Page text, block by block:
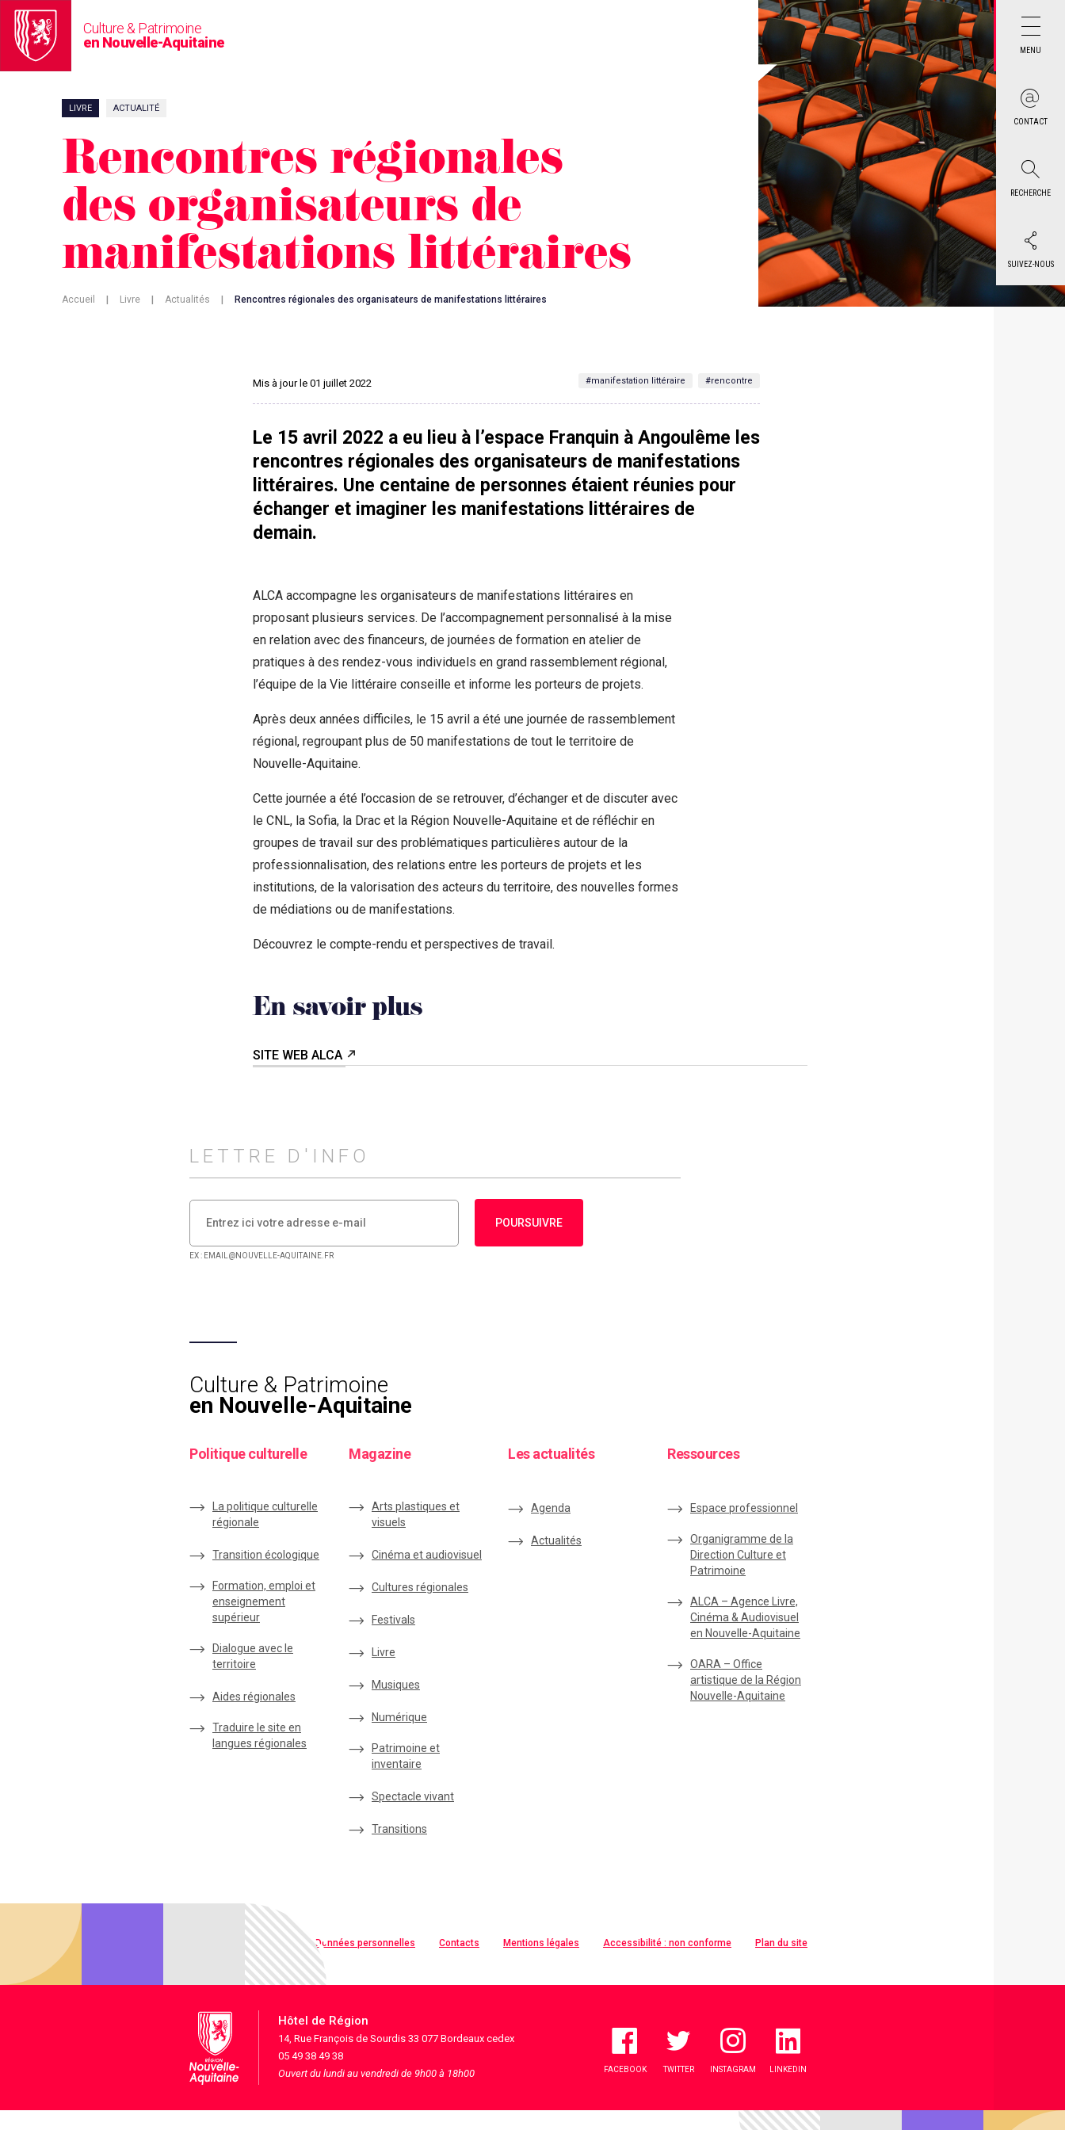
Culture & Patrimoine
en Nouvelle-Aquitaine
MENU
CONTACT
RECHERCHE
SUIVEZ-NOUS
LIVRE ACTUALITÉ
Rencontres régionales
des organisateurs de
manifestations littéraires
Accueil Livre Actualités Rencontres régionales des organisateurs de manifestations littéraires
Mis à jour le 01 juillet 2022 #manifestation littéraire #rencontre
Le 15 avril 2022 a eu lieu à l’espace Franquin à Angoulême les
rencontres régionales des organisateurs de manifestations
littéraires. Une centaine de personnes étaient réunies pour
échanger et imaginer les manifestations littéraires de
demain.
ALCA accompagne les organisateurs de manifestations littéraires en
proposant plusieurs services. De l’accompagnement personnalisé à la mise
en relation avec des financeurs, de journées de formation en atelier de
pratiques à des rendez-vous individuels en grand rassemblement régional,
l’équipe de la Vie littéraire conseille et informe les porteurs de projets.
Après deux années difficiles, le 15 avril a été une journée de rassemblement
régional, regroupant plus de 50 manifestations de tout le territoire de
Nouvelle-Aquitaine.
Cette journée a été l’occasion de se retrouver, d’échanger et de discuter avec
le CNL, la Sofia, la Drac et la Région Nouvelle-Aquitaine et de réfléchir en
groupes de travail sur des problématiques particulières autour de la
professionnalisation, des relations entre les porteurs de projets et les
institutions, de la valorisation des acteurs du territoire, des nouvelles formes
de médiations ou de manifestations.
Découvrez le compte-rendu et perspectives de travail.
En savoir plus
SITE WEB ALCA
LETTRE D'INFO
POURSUIVRE
EX : EMAIL@NOUVELLE-AQUITAINE.FR
Culture & Patrimoine
en Nouvelle-Aquitaine
Politique culturelle
La politique culturelle
régionale
Transition écologique
Formation, emploi et
enseignement
supérieur
Dialogue avec le
territoire
Aides régionales
Traduire le site en
langues régionales
Magazine
Arts plastiques et
visuels
Cinéma et audiovisuel
Cultures régionales
Festivals
Livre
Musiques
Numérique
Patrimoine et
inventaire
Spectacle vivant
Transitions
Les actualités
Agenda
Actualités
Ressources
Espace professionnel
Organigramme de la
Direction Culture et
Patrimoine
ALCA – Agence Livre,
Cinéma & Audiovisuel
en Nouvelle-Aquitaine
OARA – Office
artistique de la Région
Nouvelle-Aquitaine
Qualité web Données personnelles Contacts Mentions légales Accessibilité : non conforme Plan du site
Hôtel de Région
14, Rue François de Sourdis 33 077 Bordeaux cedex
05 49 38 49 38
Ouvert du lundi au vendredi de 9h00 à 18h00
FACEBOOK TWITTER INSTAGRAM LINKEDIN